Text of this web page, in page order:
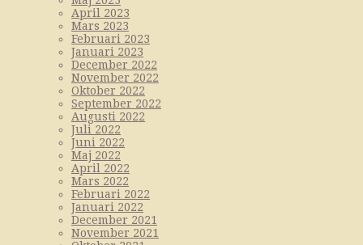
April 2023
Mars 2023
Februari 2023
Januari 2023
December 2022
November 2022
Oktober 2022
September 2022
Augusti 2022
Juli 2022
Juni 2022
Maj 2022
April 2022
Mars 2022
Februari 2022
Januari 2022
December 2021
November 2021